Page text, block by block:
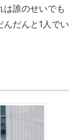
誰のせいでも
だんと1人でい